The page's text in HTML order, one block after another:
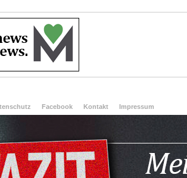
Facebook Kontakt Impressum